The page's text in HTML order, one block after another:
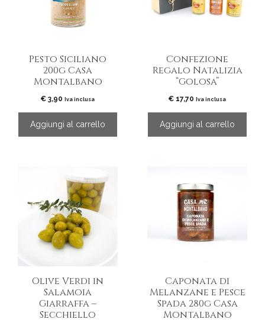
Pesto Siciliano
200g Casa
Montalbano
€ 3,90 Iva inclusa
Aggiungi al carrello
Confezione
Regalo Natalizia
“Golosa”
€ 17,70 Iva inclusa
Aggiungi al carrello
Olive Verdi in
Salamoia
Giarraffa –
Secchiello
opzioni
scelte
pagina
Caponata di
Melanzane e Pesce
Spada 280g Casa
Montalbano